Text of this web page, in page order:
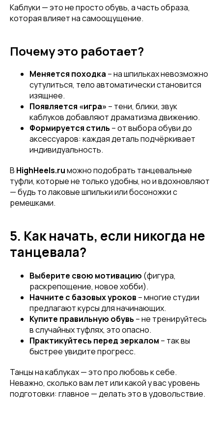
Привет! Дарим тебе -10% на первую
покупку! Подпишись на нашу рассылку
...и узнавай об акциях первой!
Email
Каблуки — это не просто обувь, а часть образа,
которая влияет на самоощущение.
Почему это работает?
Меняется походка – на шпильках невозможно
сутулиться, тело автоматически становится
изящнее.
Появляется «игра» – тени, блики, звук
каблуков добавляют драматизма движению.
Формируется стиль – от выбора обуви до
аксессуаров: каждая деталь подчёркивает
индивидуальность.
В HighHeels.ruможно подобрать танцевальные
туфли, которые не только удобны, но и вдохновляют
— будь то лаковые шпильки или босоножки с
ремешками.
5. Как начать, если никогда не
танцевала?
Выберите свою мотивацию (фигура,
раскрепощение, новое хобби).
Начните с базовых уроков – многие студии
предлагают курсы для начинающих.
Купите правильную обувь – не тренируйтесь
в случайных туфлях, это опасно.
Практикуйтесь перед зеркалом – так вы
быстрее увидите прогресс.
Танцы на каблуках — это про любовь к себе.
Неважно, сколько вам лет или какой у вас уровень
подготовки: главное — делать это в удовольствие.